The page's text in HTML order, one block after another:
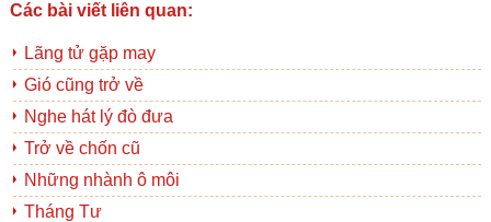
Các bài viết liên quan:
Lãng tử gặp may
Gió cũng trở về
Nghe hát lý đò đưa
Trở về chốn cũ
Những nhành ô môi
Tháng Tư